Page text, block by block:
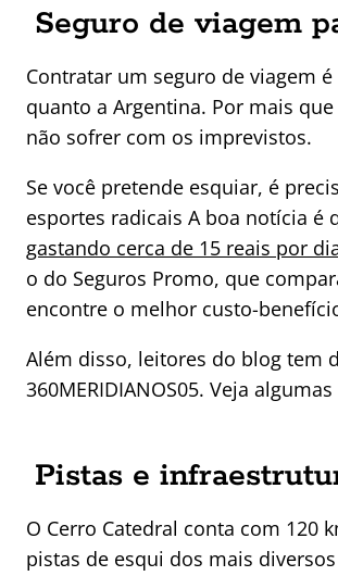
Seguro de viagem
Contratar um seguro de viagem
quanto a Argentina. Por mais
não sofrer com os imprevistos.
Se você pretende esquiar, é
esportes radicais A boa notícia é
gastando cerca de 15 reais por
o do Seguros Promo, que
encontre o melhor custo-
Além disso, leitores do blog tem
360MERIDIANOS05. Veja
Pistas e
O Cerro Catedral conta com 120
pistas de esqui dos mais